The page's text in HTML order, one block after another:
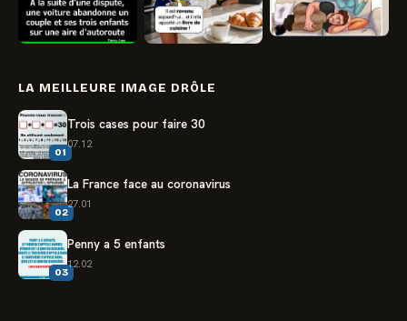
LA MEILLEURE IMAGE DRÔLE
01
Trois cases pour faire 30
07.12
02
La France face au coronavirus
27.01
03
Penny a 5 enfants
12.02